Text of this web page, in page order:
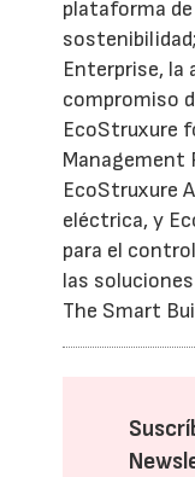
plataforma
Enterprise, la
compromiso
EcoStruxure
Management
EcoStruxure
eléctrica, y
para el
las
The Smart